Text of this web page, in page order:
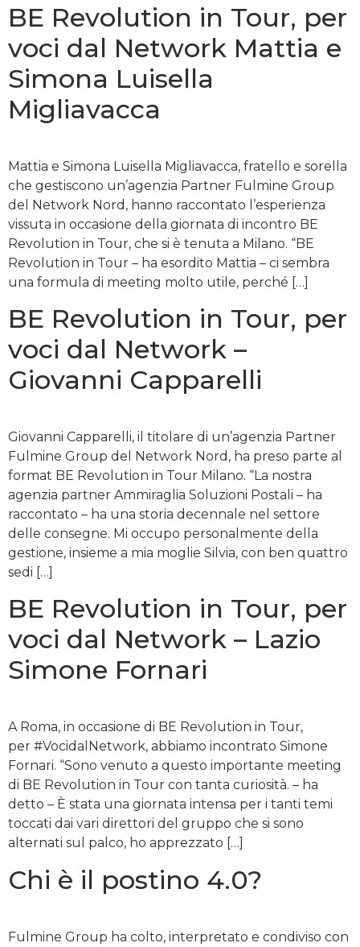
BE Revolution in Tour, per
voci dal Network Mattia e
Simona Luisella
Migliavacca
Mattia e Simona Luisella Migliavacca, fratello e sorella
che gestiscono un’agenzia Partner Fulmine Group
del Network Nord, hanno raccontato l’esperienza
vissuta in occasione della giornata di incontro BE
Revolution in Tour, che si è tenuta a Milano. “BE
Revolution in Tour – ha esordito Mattia – ci sembra
una formula di meeting molto utile, perché […]
BE Revolution in Tour, per
voci dal Network –
Giovanni Capparelli
Giovanni Capparelli, il titolare di un’agenzia Partner
Fulmine Group del Network Nord, ha preso parte al
format BE Revolution in Tour Milano. “La nostra
agenzia partner Ammiraglia Soluzioni Postali – ha
raccontato – ha una storia decennale nel settore
delle consegne. Mi occupo personalmente della
gestione, insieme a mia moglie Silvia, con ben quattro
sedi […]
BE Revolution in Tour, per
voci dal Network – Lazio
Simone Fornari
A Roma, in occasione di BE Revolution in Tour,
per #VocidalNetwork, abbiamo incontrato Simone
Fornari. “Sono venuto a questo importante meeting
di BE Revolution in Tour con tanta curiosità. – ha
detto – È stata una giornata intensa per i tanti temi
toccati dai vari direttori del gruppo che si sono
alternati sul palco, ho apprezzato […]
Chi è il postino 4.0?
Fulmine Group ha colto, interpretato e condiviso con